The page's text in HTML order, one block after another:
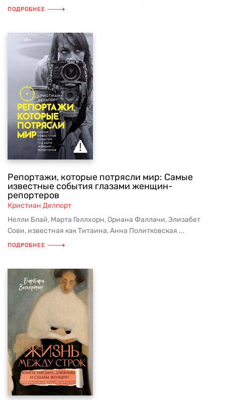
ПОДРОБНЕЕ
Репортажи, которые потрясли мир: Самые
известные события глазами женщин-
репортеров
Кристиан Делпорт
Нелли Блай, Марта Геллхорн, Ориана Фаллачи, Элизабет
Сови, известная как Титаина, Анна Политковская ...
ПОДРОБНЕЕ